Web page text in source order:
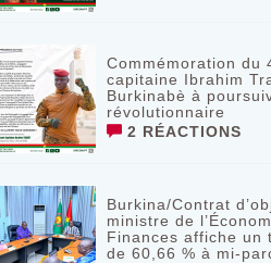
Commémoration du
capitaine Ibrahim
Burkinabè à
révolutionnaire ‎
2 RÉACTIONS
Burkina/Contrat
ministre de
Finances affiche un
de 60,66 % à mi-